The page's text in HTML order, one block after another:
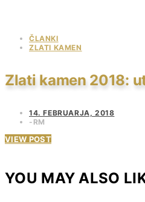
ČLANKI
ZLATI KAMEN
Zlati kamen 2018:
14. FEBRUARJA, 2018
RM
VIEW POST
YOU MAY ALSO